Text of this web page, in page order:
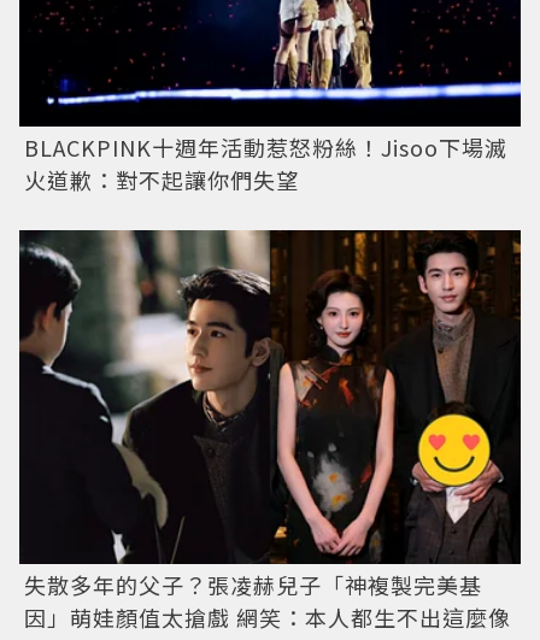
BLACKPINK十週年活動惹怒粉絲！Jisoo下場滅
火道歉：對不起讓你們失望
失散多年的父子？張凌赫兒子「神複製完美基
因」萌娃顏值太搶戲 網笑：本人都生不出這麼像